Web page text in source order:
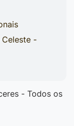
Celeste -
- Todos os